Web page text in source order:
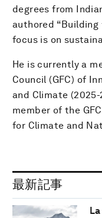
degrees from
authored “Building
focus is on
He is currently a
Council (GFC) of
and Climate
member of the
for Climate and
最新記事